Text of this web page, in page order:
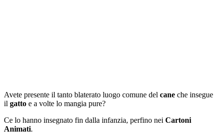
Avete presente il tanto blaterato luogo comune del cane che insegue
il gatto e a volte lo mangia pure?
Ce lo hanno insegnato fin dalla infanzia, perfino nei Cartoni
Animati.